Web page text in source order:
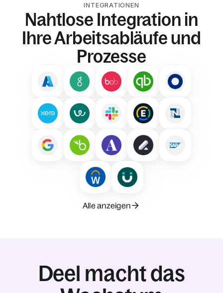
INTEGRATIONEN
Nahtlose Integration in
Ihre Arbeitsabläufe und
Prozesse
Alle anzeigen
Deel macht das